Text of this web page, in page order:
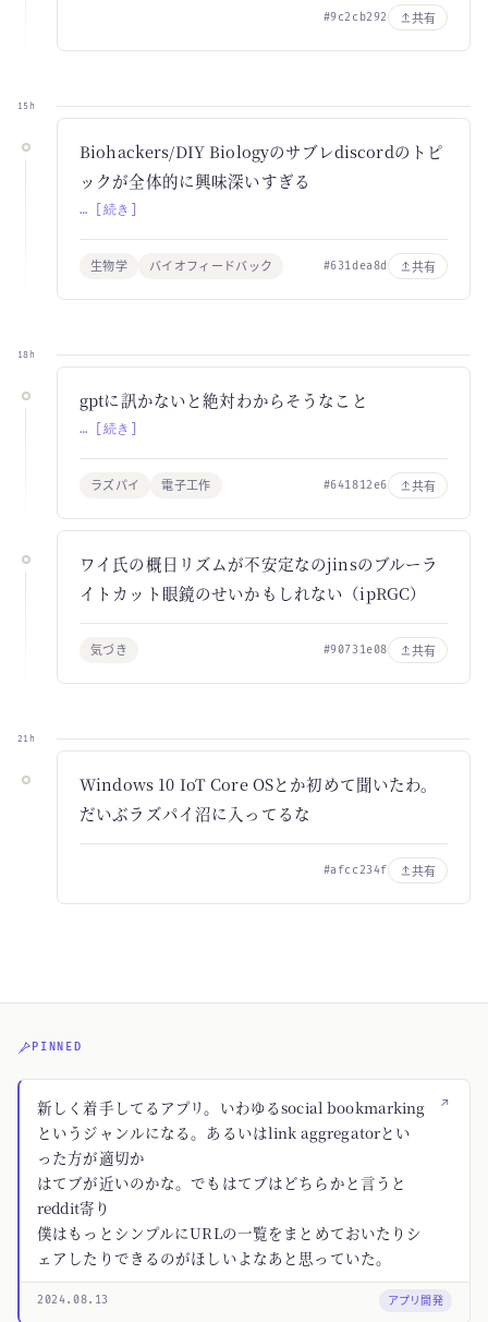
#9c2cb292 共有
15h
Biohackers/DIY Biologyのサブレdiscordのトピ
ックが全体的に興味深いすぎる
… [続き]
生物学 バイオフィードバック #631dea8d 共有
18h
gptに訊かないと絶対わからそうなこと
… [続き]
ラズパイ 電子工作 #641812e6 共有
ワイ氏の概日リズムが不安定なのjinsのブルーラ
イトカット眼鏡のせいかもしれない（ipRGC）
気づき #90731e08 共有
21h
Windows 10 IoT Core OSとか初めて聞いたわ。
だいぶラズパイ沼に入ってるな
#afcc234f 共有
PINNED
↗
新しく着手してるアプリ。いわゆるsocial bookmarking
というジャンルになる。あるいはlink aggregatorとい
った方が適切か
はてブが近いのかな。でもはてブはどちらかと言うと
reddit寄り
僕はもっとシンプルにURLの一覧をまとめておいたりシ
ェアしたりできるのがほしいよなあと思っていた。
2024.08.13 アプリ開発